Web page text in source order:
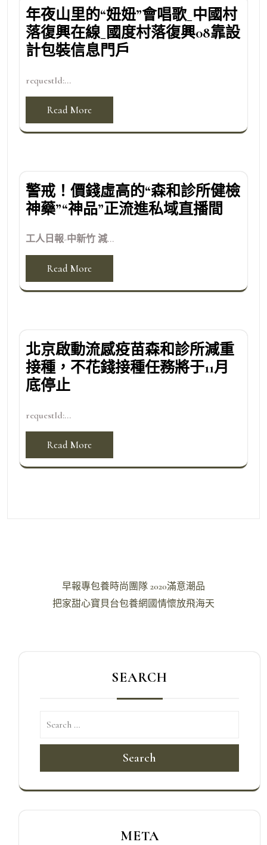
年夜山里的“妞妞”會唱歌_中國村
落復興在線_國度村落復興08靠設
計包裝信息門戶
requestId:...
Read More
警戒！價錢虛高的“森和診所健檢
神藥”“神品”正流進私域直播間
工人日報-中新竹 減...
Read More
北京啟動流感疫苗森和診所減重
接種，不花錢接種任務將于11月
底停止
requestId:...
Read More
早報專包養時尚團隊 2020滿意潮品
把家甜心寶貝台包養網國情懷放飛海天
SEARCH
Search
META